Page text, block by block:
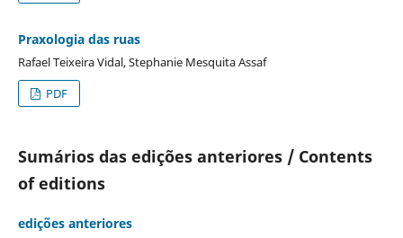
Praxologia das ruas
Rafael Teixeira Vidal, Stephanie Mesquita Assaf
PDF
Sumários das edições anteriores / Contents
of editions
edições anteriores